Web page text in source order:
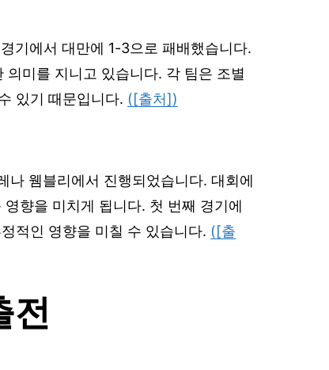
기에서 대만에 1-3으로 패배했습니다.
미를 지니고 있습니다. 각 팀은 조별
있기 때문입니다. ([출처])
나 웸블리에서 진행되었습니다. 대회에
향을 미치게 됩니다. 첫 번째 경기에
적인 영향을 미칠 수 있습니다. ([출
전